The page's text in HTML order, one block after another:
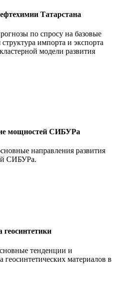
Татарстана
по спросу на базовые
импорта и экспорта
модели развития
мощностей СИБУРа
направления развития
СИБУРа.
тенденции и
материалов в